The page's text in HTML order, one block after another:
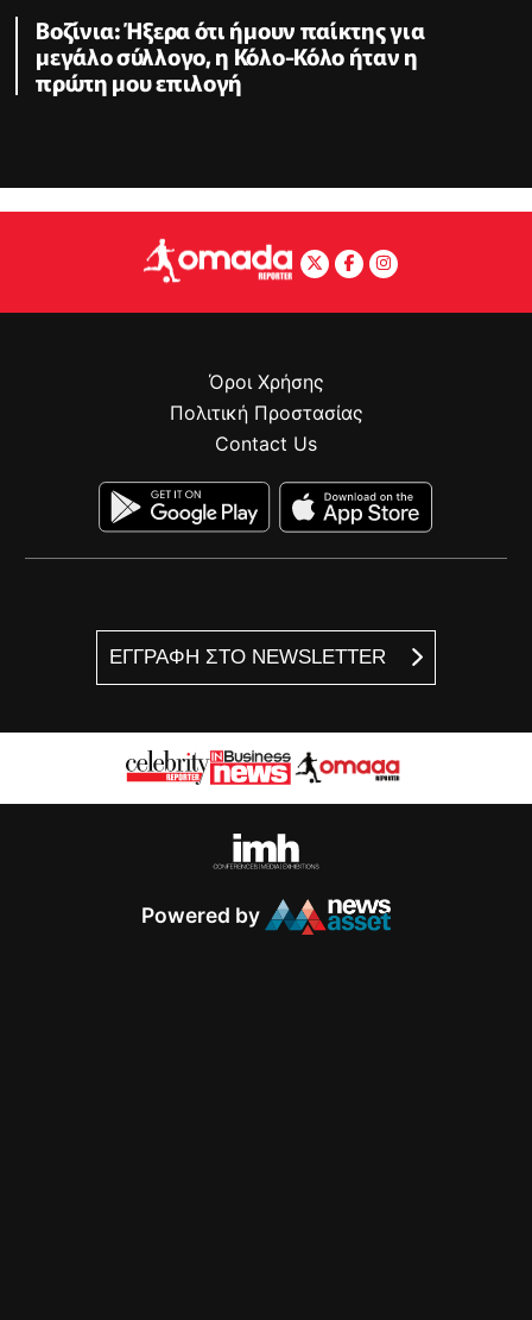
Βοζίνια: Ήξερα ότι ήμουν παίκτης για
μεγάλο σύλλογο, η Κόλο-Κόλο ήταν η
πρώτη μου επιλογή
ΕΓΓΡΑΦΗ ΣΤΟ NEWSLETTER
Όροι Χρήσης
Πολιτική Προστασίας
Contact Us
Powered by